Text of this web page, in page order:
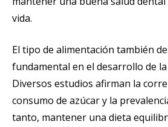
vida.
El tipo de alimentación también
fundamental en el desarrollo de
Diversos estudios afirman la
consumo de azúcar y la
tanto, mantener una dieta